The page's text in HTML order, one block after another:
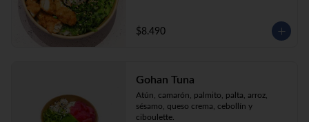
$8.490
Gohan Tuna
Atún, camarón, palmito, palta, arroz,
sésamo, queso crema, cebollín y
ciboulette.